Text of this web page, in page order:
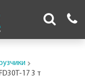
17 3 т